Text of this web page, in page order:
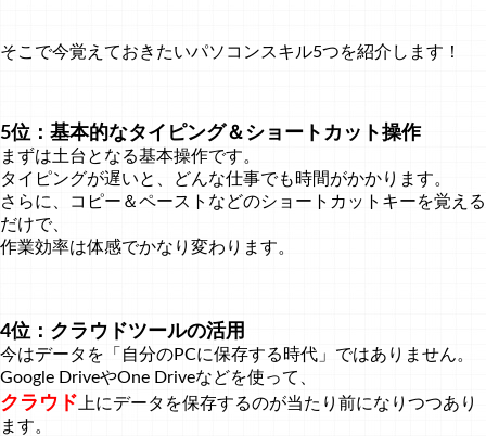
そこで今覚えておきたいパソコンスキル5つを紹介します！
5位：基本的なタイピング＆ショートカット操作
まずは土台となる基本操作です。
タイピングが遅いと、どんな仕事でも時間がかかります。
さらに、コピー＆ペーストなどのショートカットキーを覚える
だけで、
作業効率は体感でかなり変わります。
4位：クラウドツールの活用
今はデータを「自分のPCに保存する時代」ではありません。
Google DriveやOne Driveなどを使って、
クラウド 上にデータを保存するのが当たり前になりつつあり
ます。